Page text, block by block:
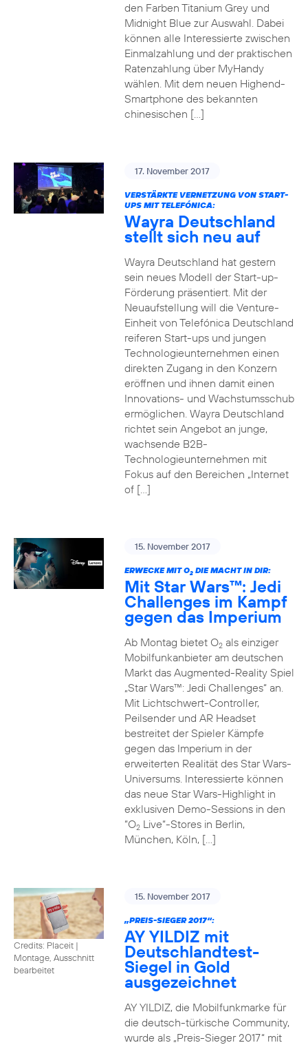
den Farben Titanium Grey und
Midnight Blue zur Auswahl. Dabei
können alle Interessierte zwischen
Einmalzahlung und der praktischen
Ratenzahlung über MyHandy
wählen. Mit dem neuen Highend-
Smartphone des bekannten
chinesischen […]
17. November 2017
VERSTÄRKTE VERNETZUNG VON START-
UPS MIT TELEFÓNICA:
Wayra Deutschland
stellt sich neu auf
Wayra Deutschland hat gestern
sein neues Modell der Start-up-
Förderung präsentiert. Mit der
Neuaufstellung will die Venture-
Einheit von Telefónica Deutschland
reiferen Start-ups und jungen
Technologieunternehmen einen
direkten Zugang in den Konzern
eröffnen und ihnen damit einen
Innovations- und Wachstumsschub
ermöglichen. Wayra Deutschland
richtet sein Angebot an junge,
wachsende B2B-
Technologieunternehmen mit
Fokus auf den Bereichen „Internet
of […]
15. November 2017
ERWECKE MIT O2DIE MACHT IN DIR:
Mit Star Wars™: Jedi
Challenges im Kampf
gegen das Imperium
Ab Montag bietet O2als einziger
Mobilfunkanbieter am deutschen
Markt das Augmented-Reality Spiel
„Star Wars™: Jedi Challenges“ an.
Mit Lichtschwert-Controller,
Peilsender und AR Headset
bestreitet der Spieler Kämpfe
gegen das Imperium in der
erweiterten Realität des Star Wars-
Universums. Interessierte können
das neue Star Wars-Highlight in
exklusiven Demo-Sessions in den
“O2Live“-Stores in Berlin,
München, Köln, […]
Credits: Placeit |
Montage, Ausschnitt
bearbeitet
15. November 2017
„PREIS-SIEGER 2017“:
AY YILDIZ mit
Deutschlandtest-
Siegel in Gold
ausgezeichnet
AY YILDIZ, die Mobilfunkmarke für
die deutsch-türkische Community,
wurde als „Preis-Sieger 2017“ mit